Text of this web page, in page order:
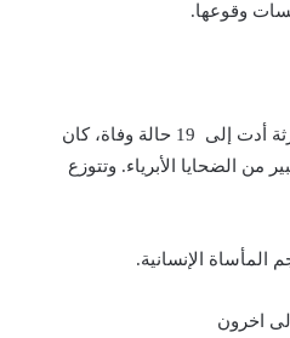
وقوعها.
أكدت المعطيات الأخيرة أن الكارثة أدت إلى 19 حالة وفاة، كان
من الضحايا الأبرياء. وتتوزع